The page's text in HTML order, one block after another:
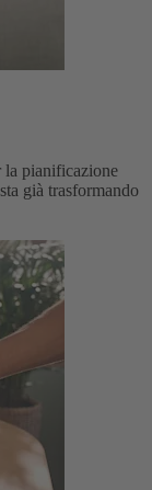
la pianificazione
già trasformando